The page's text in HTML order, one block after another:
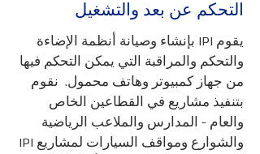
التحكم عن بعد والتشغيل
يقوم IPI بإنشاء وصيانة أنظمة الإضاءة
والتحكم والمراقبة التي يمكن التحكم فيها
من جهاز كمبيوتر وهاتف محمول. نقوم
بتنفيذ مشاريع في القطاعين الخاص
والعام - المدارس والملاعب الرياضية
والشوارع ومواقف السيارات لمشاريع IPI